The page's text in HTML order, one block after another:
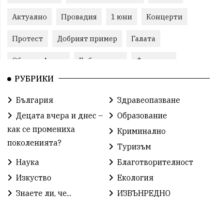
Актуално Провадия 1 юни Концерти
Протест Добрият пример Галата
Община Аврен Библиотека Фестивал
Финанси
Театър Спорт за деца История
Градски транспорт Нов протест
Безплатни прегледи Волейбол Карин дом
Зелена Енергия Ден на детето
Книги Ветрогенератори Девня
РУБРИКИ
България
Здравеопазване
Децата вчера и днес –
как се промениха
поколенията?
Образование
Криминално
Туризъм
Наука
Благотворителност
Изкуство
Екология
Знаете ли, че...
ИЗВЪНРЕДНО